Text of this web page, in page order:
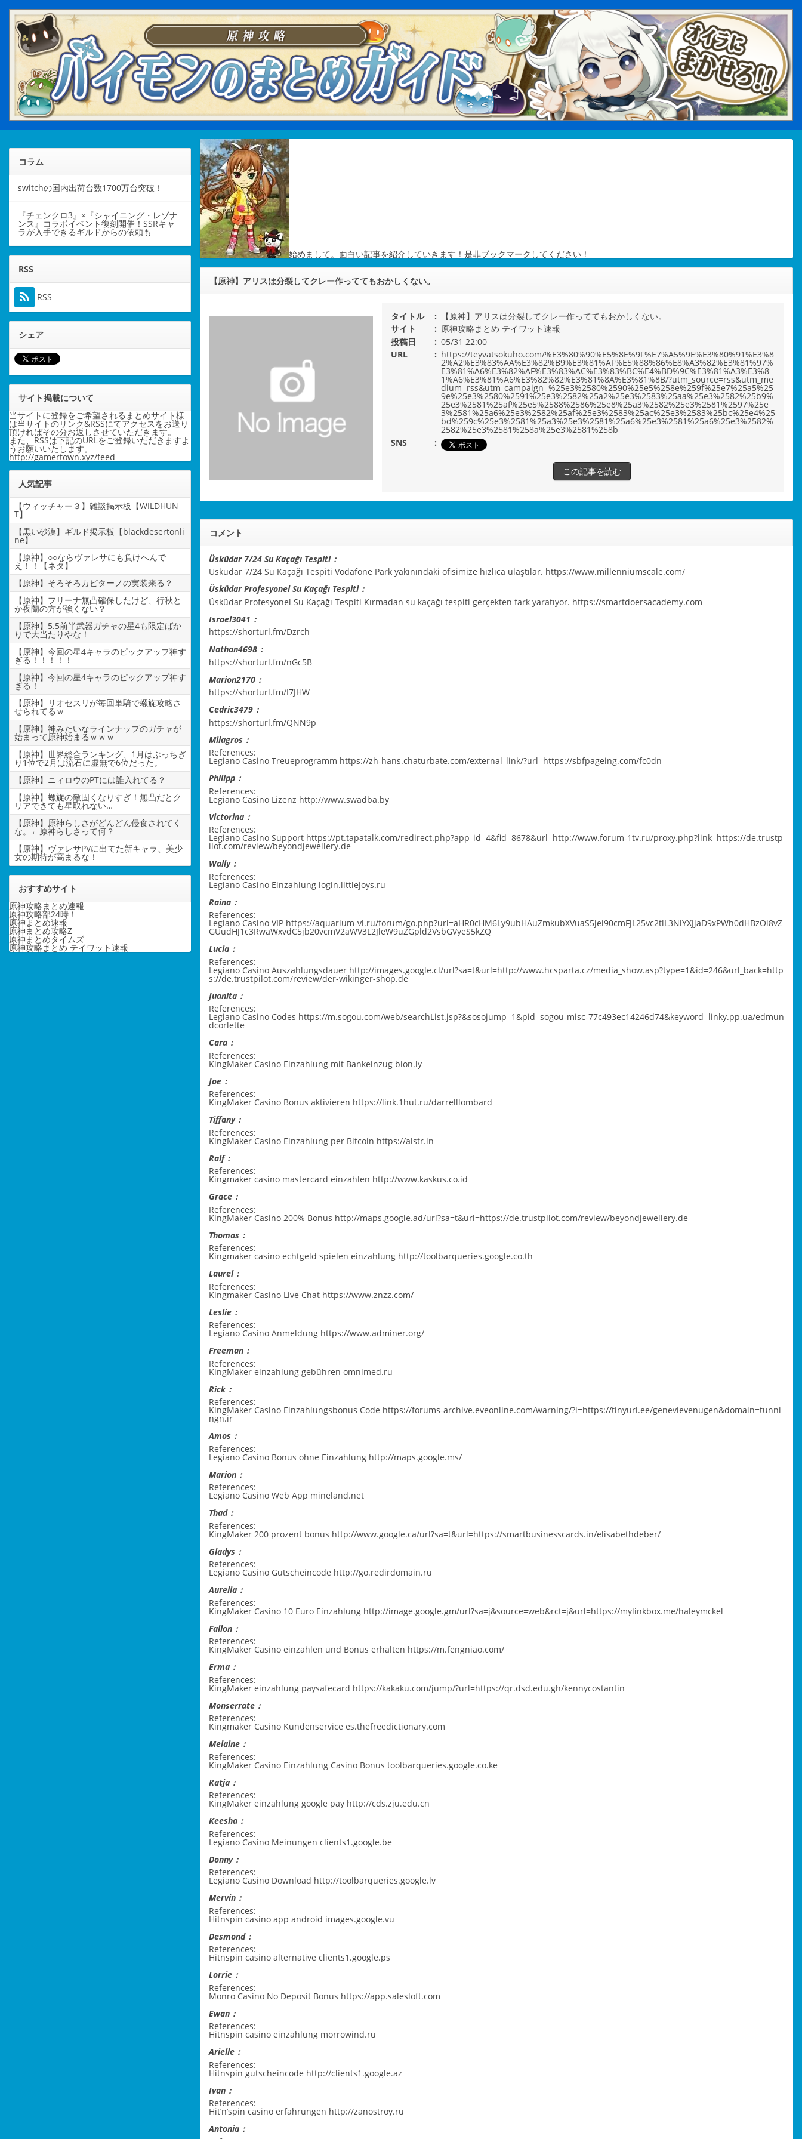
始めまして。面白い記事を紹介していきます！是非ブックマークしてください！
【原神】アリスは分裂してクレー作っててもおかしくない。
タイトル
【原神】アリスは分裂してクレー作っててもおかしくない。
サイト
原神攻略まとめ テイワット速報
投稿日
05/31 22:00
URL
https://teyvatsokuho.com/%E3%80%90%E5%8E%9F%E7%A5%9E%E3%80%91%E3%8
2%A2%E3%83%AA%E3%82%B9%E3%81%AF%E5%88%86%E8%A3%82%E3%81%97%
E3%81%A6%E3%82%AF%E3%83%AC%E3%83%BC%E4%BD%9C%E3%81%A3%E3%8
1%A6%E3%81%A6%E3%82%82%E3%81%8A%E3%81%8B/?utm_source=rss&utm_me
dium=rss&utm_campaign=%25e3%2580%2590%25e5%258e%259f%25e7%25a5%25
9e%25e3%2580%2591%25e3%2582%25a2%25e3%2583%25aa%25e3%2582%25b9%
25e3%2581%25af%25e5%2588%2586%25e8%25a3%2582%25e3%2581%2597%25e
3%2581%25a6%25e3%2582%25af%25e3%2583%25ac%25e3%2583%25bc%25e4%25
bd%259c%25e3%2581%25a3%25e3%2581%25a6%25e3%2581%25a6%25e3%2582%
2582%25e3%2581%258a%25e3%2581%258b
SNS
この記事を読む
コメント
Üsküdar 7/24 Su Kaçağı Tespiti：
Üsküdar 7/24 Su Kaçağı Tespiti Vodafone Park yakınındaki ofisimize hızlıca ulaştılar. https://www.millenniumscale.com/
Üsküdar Profesyonel Su Kaçağı Tespiti：
Üsküdar Profesyonel Su Kaçağı Tespiti Kırmadan su kaçağı tespiti gerçekten fark yaratıyor. https://smartdoersacademy.com
Israel3041：
https://shorturl.fm/Dzrch
Nathan4698：
https://shorturl.fm/nGc5B
Marion2170：
https://shorturl.fm/I7JHW
Cedric3479：
https://shorturl.fm/QNN9p
Milagros：
References:
Legiano Casino Treueprogramm https://zh-hans.chaturbate.com/external_link/?url=https://sbfpageing.com/fc0dn
Philipp：
References:
Legiano Casino Lizenz http://www.swadba.by
Victorina：
References:
Legiano Casino Support https://pt.tapatalk.com/redirect.php?app_id=4&fid=8678&url=http://www.forum-1tv.ru/proxy.php?link=https://de.trustp
ilot.com/review/beyondjewellery.de
Wally：
References:
Legiano Casino Einzahlung login.littlejoys.ru
Raina：
References:
Legiano Casino VIP https://aquarium-vl.ru/forum/go.php?url=aHR0cHM6Ly9ubHAuZmkubXVuaS5jei90cmFjL25vc2tlL3NlYXJjaD9xPWh0dHBzOi8vZ
GUudHJ1c3RwaWxvdC5jb20vcmV2aWV3L2JleW9uZGpld2VsbGVyeS5kZQ
Lucia：
References:
Legiano Casino Auszahlungsdauer http://images.google.cl/url?sa=t&url=http://www.hcsparta.cz/media_show.asp?type=1&id=246&url_back=http
s://de.trustpilot.com/review/der-wikinger-shop.de
Juanita：
References:
Legiano Casino Codes https://m.sogou.com/web/searchList.jsp?&sosojump=1&pid=sogou-misc-77c493ec14246d74&keyword=linky.pp.ua/edmun
dcorlette
Cara：
References:
KingMaker Casino Einzahlung mit Bankeinzug bion.ly
Joe：
References:
KingMaker Casino Bonus aktivieren https://link.1hut.ru/darrelllombard
Tiffany：
References:
KingMaker Casino Einzahlung per Bitcoin https://alstr.in
Ralf：
References:
Kingmaker casino mastercard einzahlen http://www.kaskus.co.id
Grace：
References:
KingMaker Casino 200% Bonus http://maps.google.ad/url?sa=t&url=https://de.trustpilot.com/review/beyondjewellery.de
Thomas：
References:
Kingmaker casino echtgeld spielen einzahlung http://toolbarqueries.google.co.th
Laurel：
References:
Kingmaker Casino Live Chat https://www.znzz.com/
Leslie：
References:
Legiano Casino Anmeldung https://www.adminer.org/
Freeman：
References:
KingMaker einzahlung gebühren omnimed.ru
Rick：
References:
KingMaker Casino Einzahlungsbonus Code https://forums-archive.eveonline.com/warning/?l=https://tinyurl.ee/genevievenugen&domain=tunni
ngn.ir
Amos：
References:
Legiano Casino Bonus ohne Einzahlung http://maps.google.ms/
Marion：
References:
Legiano Casino Web App mineland.net
Thad：
References:
KingMaker 200 prozent bonus http://www.google.ca/url?sa=t&url=https://smartbusinesscards.in/elisabethdeber/
Gladys：
References:
Legiano Casino Gutscheincode http://go.redirdomain.ru
Aurelia：
References:
KingMaker Casino 10 Euro Einzahlung http://image.google.gm/url?sa=j&source=web&rct=j&url=https://mylinkbox.me/haleymckel
Fallon：
References:
KingMaker Casino einzahlen und Bonus erhalten https://m.fengniao.com/
Erma：
References:
KingMaker einzahlung paysafecard https://kakaku.com/jump/?url=https://qr.dsd.edu.gh/kennycostantin
Monserrate：
References:
Kingmaker Casino Kundenservice es.thefreedictionary.com
Melaine：
References:
KingMaker Casino Einzahlung Casino Bonus toolbarqueries.google.co.ke
Katja：
References:
KingMaker einzahlung google pay http://cds.zju.edu.cn
Keesha：
References:
Legiano Casino Meinungen clients1.google.be
Donny：
References:
Legiano Casino Download http://toolbarqueries.google.lv
Mervin：
References:
Hitnspin casino app android images.google.vu
Desmond：
References:
Hitnspin casino alternative clients1.google.ps
Lorrie：
References:
Monro Casino No Deposit Bonus https://app.salesloft.com
Ewan：
References:
Hitnspin casino einzahlung morrowind.ru
Arielle：
References:
Hitnspin gutscheincode http://clients1.google.az
Ivan：
References:
Hit’n’spin casino erfahrungen http://zanostroy.ru
Antonia：
コラム
switchの国内出荷台数1700万台突破！
『チェンクロ3』×『シャイニング・レゾナ
ンス』コラボイベント復刻開催！SSRキャ
ラが入手できるギルドからの依頼も
RSS
RSS
シェア
サイト掲載について
当サイトに登録をご希望されるまとめサイト様
は当サイトのリンク&RSSにてアクセスをお送り
頂ければその分お返しさせていただきます。
また、RSSは下記のURLをご登録いただきますよ
うお願いいたします。
http://gamertown.xyz/feed
人気記事
【ウィッチャー３】雑談掲示板【WILDHUN
T】
【黒い砂漠】ギルド掲示板【blackdesertonli
ne】
【原神】○○ならヴァレサにも負けへんで
え！！【ネタ】
【原神】そろそろカピターノの実装来る？
【原神】フリーナ無凸確保したけど、行秋と
か夜蘭の方が強くない？
【原神】5.5前半武器ガチャの星4も限定ばか
りで大当たりやな！
【原神】今回の星4キャラのピックアップ神す
ぎる！！！！！
【原神】今回の星4キャラのピックアップ神す
ぎる！
【原神】リオセスリが毎回単騎で螺旋攻略さ
せられてるｗ
【原神】神みたいなラインナップのガチャが
始まって原神始まるｗｗｗ
【原神】世界総合ランキング、1月はぶっちぎ
り1位で2月は流石に虚無で6位だった。
【原神】ニィロウのPTには誰入れてる？
【原神】螺旋の敵固くなりすぎ！無凸だとク
リアできても星取れない…
【原神】原神らしさがどんどん侵食されてく
な。←原神らしさって何？
【原神】ヴァレサPVに出てた新キャラ、美少
女の期待が高まるな！
おすすめサイト
原神攻略まとめ速報
原神攻略部24時！
原神まとめ速報
原神まとめ攻略Z
原神まとめタイムズ
原神攻略まとめ テイワット速報